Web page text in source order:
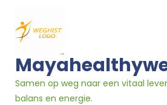
naar
inhoud
Samen op weg naar een vitaal
balans en energie.